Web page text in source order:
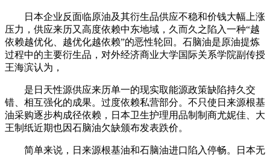
日本企业反面临原油及其衍生品供应不稳和价钱大幅上涨
压力，供应来历又高度依赖中东地域，久而久之陷入一种“越
依赖越优化、越优化越依赖”的恶性轮回。石脑油是原油提炼
过程中的主要衍生品，对外经济商业大学国际关系学院副传授
王海滨认为，
是日天性源供应来历单一的现实取能源政策缺陷持久交
错、相互强化的成果。过度依赖私营部分。不只使日来源根基
油采购逐步构成径依赖，日本卫生护理用品制制商尤妮佳、大
王制纸近期也因石脑油欠缺颁布发表跌价。
简单来说，日来源根基油和石脑油进口陷入停畅。日本无